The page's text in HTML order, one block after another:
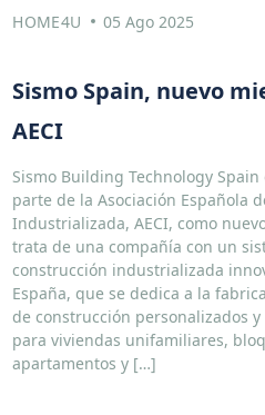
HOME4U 05 Ago 2025
Sismo Spain, nuevo
AECI
Sismo Building Technology
parte de la Asociación Española
Industrializada, AECI, como
trata de una compañía con un
construcción industrializada
España, que se dedica a la
de construcción personalizados
para viviendas unifamiliares,
apartamentos y […]